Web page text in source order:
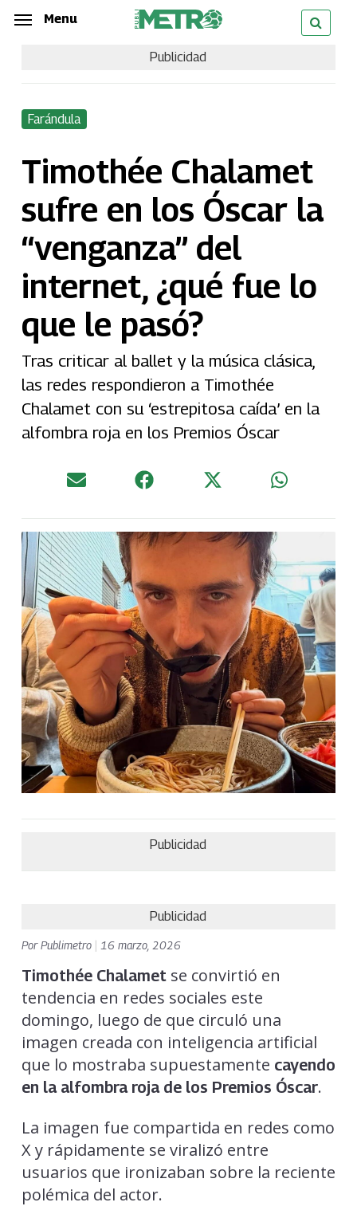
Skip
content
Menu
Publicidad
Farándula
Timothée Chalamet
sufre en los Óscar la
“venganza” del
internet, ¿qué fue lo
que le pasó?
Tras criticar al ballet y la música clásica,
las redes respondieron a Timothée
Chalamet con su ‘estrepitosa caída’ en la
alfombra roja en los Premios Óscar
Publicidad
Publicidad
PorPublimetro 16 marzo, 2026
Timothée Chalametse convirtió en
tendencia en redes sociales este
domingo, luego de que circuló una
imagen creada con inteligencia artificial
que lo mostraba supuestamente cayendo
en la alfombra roja de los Premios Óscar.
La imagen fue compartida en redes como
X y rápidamente se viralizó entre
usuarios que ironizaban sobre la reciente
polémica del actor.
Menu